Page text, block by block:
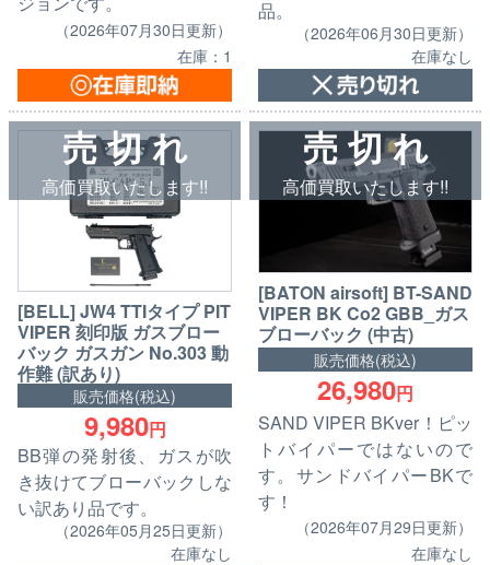
（2026年07月30日更新）
在庫：1
品。
（2026年06月30日更新）
在庫なし
売 切 れ
高価買取いたします!!
[BELL] JW4 TTIタイプ PIT
VIPER 刻印版 ガスブロー
バック ガスガン No.303 動
作難 (訳あり)
販売価格(税込)
9,980円
BB弾の発射後、ガスが吹
き抜けてブローバックしな
い訳あり品です。
（2026年05月25日更新）
在庫なし
売 切 れ
高価買取いたします!!
[BATON airsoft] BT-SAND
VIPER BK Co2 GBB_ガス
ブローバック (中古)
販売価格(税込)
26,980円
SAND VIPER BKver！ピッ
トバイパーではないので
す。サンドバイパーBKで
す！
（2026年07月29日更新）
在庫なし